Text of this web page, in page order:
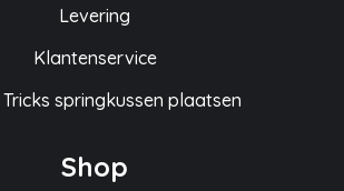
Levering
Klantenservice
springkussen plaatsen
Shop